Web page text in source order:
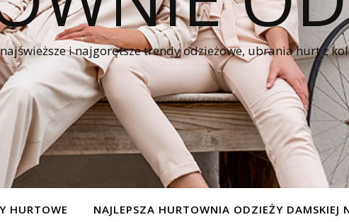
i najgorętsze trendy odzieżowe, ubrania hurt z
HURTOWE NAJLEPSZA HURTOWNIA ODZIEŻY DAMSKIEJ